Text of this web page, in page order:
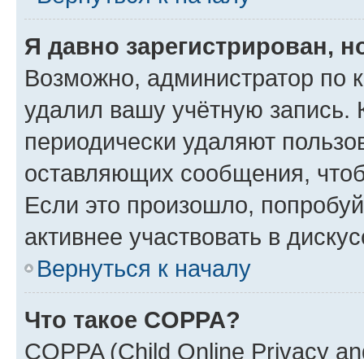
Я давно зарегистрирован,
Возможно, администратор по
удалил вашу учётную запись.
периодически удаляют
оставляющих сообщения,
Если это произошло,
активнее участвовать в
Вернуться к началу
Что такое COPPA?
COPPA (Child Online Privacy